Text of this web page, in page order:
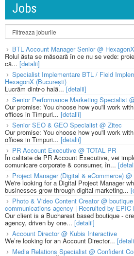
Jobs
BTL Account Manager Senior @
Rolul ăsta se măsoară în ce nu se vede:
că... [detalii]
Specialist Implementare BTL / Field
HexagonX (București)
Lucrăm dintr-o hală...[detalii]
Senior Performance Marketing Specialist
Our promise: You choose how you'll work
offices in Timpuri... [detalii]
Senior SEO & GEO Specialist @ Zitec
Our promise: You choose how you'll work
offices in Timpuri... [detalii]
PR Account Executive @ TOTAL PR
În calitate de PR Account Executive, vei
comunicare corporate & consumer, în...
Project Manager (Digital & eCommerce)
We're looking for a Digital Project Manager
businesses grow through digital marketing...
Photo & Video Content Creator @
communications agency | Recruited by
Our client is a Bucharest based boutique -
agency, driven by one... [detalii]
Account Director @ Kubis Interactive
We’re looking for an Account Director...
Media Relations Specialist @ Confident